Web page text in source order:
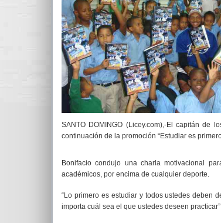
SANTO DOMINGO (Licey.com),-El capitán
continuación de la promoción “Estudiar es
Bonifacio condujo una charla motivacional
académicos, por encima de cualquier deporte.
“Lo primero es estudiar y todos ustedes deben
importa cuál sea el que ustedes deseen